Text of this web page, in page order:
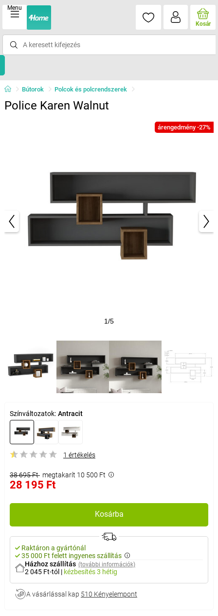
Menu
Kosár
Bútorok Polcok és polcrendszerek
Police Karen Walnut
árengedmény -27%
1/5
Színváltozatok: Antracit
1 értékelés
38 695 Ft megtakarít 10 500 Ft
28 195 Ft
Kosárba
Raktáron a gyártónál
35 000 Ft felett ingyenes szállítás
Házhoz szállítás (további információk)
2 045 Ft-tól | kézbesítés3 hétig
A vásárlással kap 510 Kényelempont